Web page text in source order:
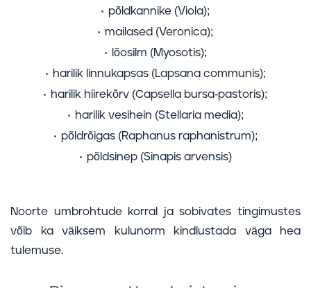
põldkannike (Viola);
mailased (Veronica);
lõosilm (Myosotis);
harilik linnukapsas (Lapsana communis);
harilik hiirekõrv (Capsella bursa-pastoris);
harilik vesihein (Stellaria media);
põldrõigas (Raphanus raphanistrum);
põldsinep (Sinapis arvensis)
Noorte umbrohtude korral ja sobivates tingimustes
võib ka väiksem kulunorm kindlustada väga hea
tulemuse.